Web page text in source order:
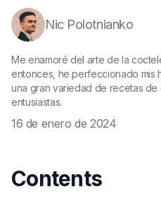
Nic Polotnianko
Me enamoré del arte de la
entonces, he perfeccionado mis
una gran variedad de recetas
entusiastas.
16 de enero de 2024
Contents